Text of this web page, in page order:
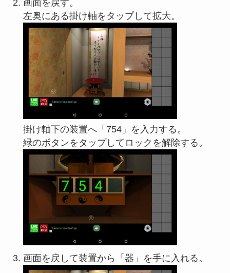
画面を戻す。
左奥にある掛け軸をタップして拡大。
掛け軸下の装置へ「754」を入力する。
緑のボタンをタップしてロックを解除する。
画面を戻して装置から「器」を手に入れる。